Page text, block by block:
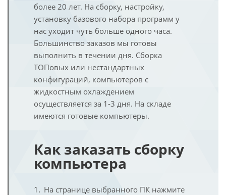
более 20 лет. На сборку, настройку,
установку базового набора программ у
нас уходит чуть больше одного часа.
Большинство заказов мы готовы
выполнить в течении дня. Сборка
ТОПовых или нестандартных
конфигураций, компьютеров с
жидкостным охлаждением
осуществляется за 1-3 дня. На складе
имеются готовые компьютеры.
Как заказать сборку
компьютера
На странице выбранного ПК нажмите